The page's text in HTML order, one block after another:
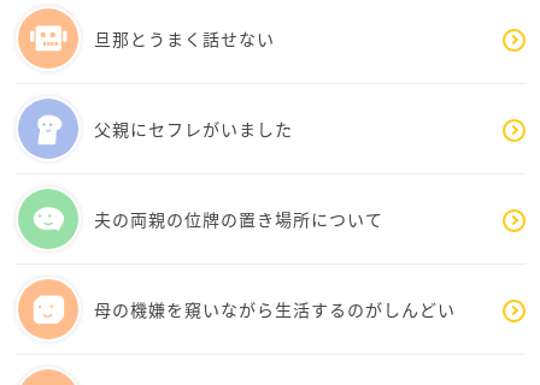
す
真剣に聞いて欲しい…オーラを出してもよいのではな
いでしょうな
親子であってもやはり価値観の違う他人、言葉や態度
にして伝わるように伝えないと相手はこちらの立場に
立って汲み取ってはくれないのだと思います
むしろ、親子だからこそ、伝わりにくいことはあると
思います
旦那とうまく話せない
父親にセフレがいました
夫の両親の位牌の置き場所について
母の機嫌を窺いながら生活するのがしんどい